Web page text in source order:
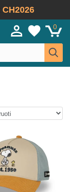
CH2026
0